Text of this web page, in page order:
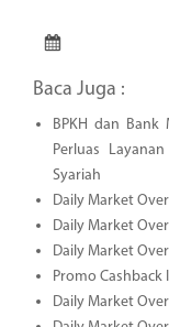
Baca Juga :
BPKH dan Bank
Perluas
Syariah
Daily Market
Daily Market
Daily Market
Promo Cashback
Daily Market